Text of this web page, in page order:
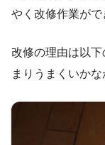
やく改修作業がで
改修の理由は以
まりうまくいかな